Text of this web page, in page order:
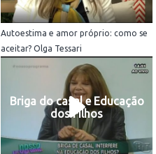
Autoestima e amor próprio: como se
aceitar? Olga Tessari
Briga do casal e Educação
dos Filhos